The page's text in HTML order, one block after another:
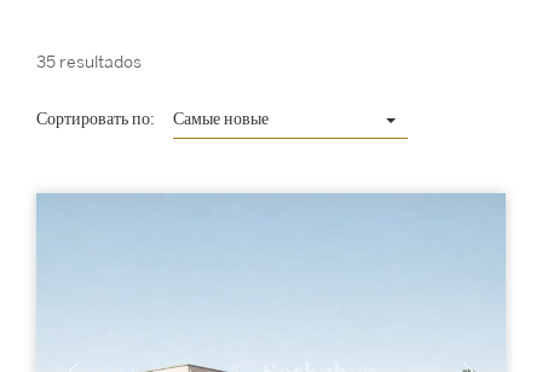
35 resultados
Сортировать по: Самые новые